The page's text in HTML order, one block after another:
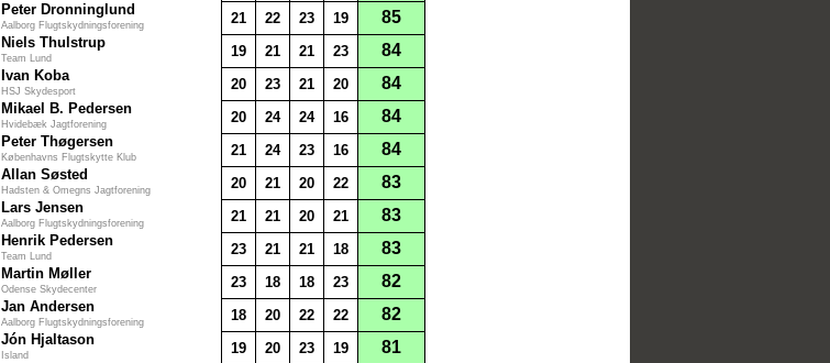
Peter Dronninglund
Aalborg Flugtskydningsforening 21 22 23 19 85
Niels Thulstrup
Team Lund 19 21 21 23 84
Ivan Koba
HSJ Skydesport 20 23 21 20 84
Mikael B. Pedersen
Hvidebæk Jagtforening 20 24 24 16 84
Peter Thøgersen
Københavns Flugtskytte Klub 21 24 23 16 84
Allan Søsted
Hadsten & Omegns Jagtforening 20 21 20 22 83
Lars Jensen
Aalborg Flugtskydningsforening 21 21 20 21 83
Henrik Pedersen
Team Lund 23 21 21 18 83
Martin Møller
Odense Skydecenter 23 18 18 23 82
Jan Andersen
Aalborg Flugtskydningsforening 18 20 22 22 82
Jón Hjaltason
Island 19 20 23 19 81